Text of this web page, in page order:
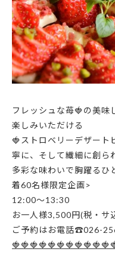
フレッシュな苺🍓の美味
楽しみいただける
🍓ストロベリーデザート
寧に、そして繊細に創ら
多彩な味わいで胸躍るひ
着60名様限定企画>
12:00～13:30
お一人様3,500円(税・サ
ご予約はお電話☎026-